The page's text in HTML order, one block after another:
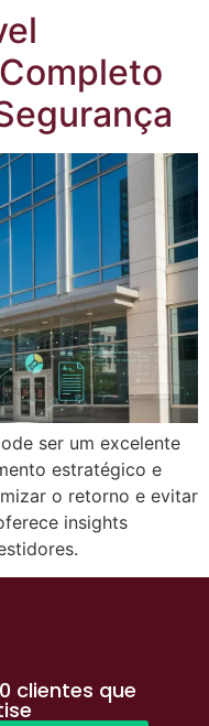
ser um excelente
estratégico e
o retorno e evitar
insights
clientes que